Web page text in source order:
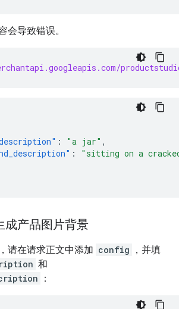
会导致错误。
: "a jar" ,
:
"sitting on a
成产品图片背景
请在请求正文中添加 config
，并填
和
：